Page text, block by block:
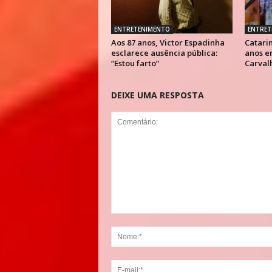
ENTRETENIMENTO
Aos 87 anos, Victor Espadinha
esclarece ausência pública:
“Estou farto”
anos
DEIXE UMA RESPOSTA